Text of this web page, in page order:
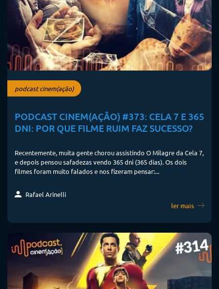
podcast cinem(ação)
PODCAST CINEM(AÇÃO) #373: CELA 7 E 365
DNI: POR QUE FILME RUIM FAZ SUCESSO?
Recentemente, muita gente chorou assistindo O Milagre da Cela 7,
e depois pensou safadezas vendo 365 dni (365 dias). Os dois
filmes foram muito falados e nos fizeram pensar:...
Rafael Arinelli
ler mais